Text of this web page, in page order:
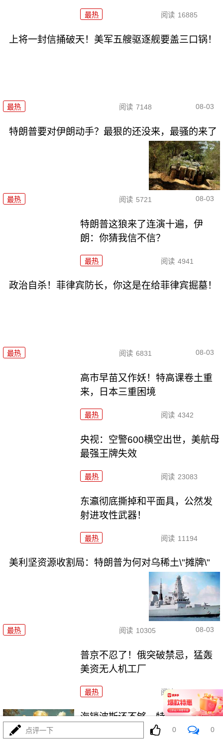
最热 阅读 16885
上将一封信捅破天！美军五艘驱逐舰要盖三口锅！
最热 阅读 7148 08-03
特朗普要对伊朗动手？最狠的还没来，最骚的来了
最热 阅读 5721 08-03
特朗普这狼来了连演十遍，伊
朗：你猜我信不信？
最热 阅读 4941
政治自杀！菲律宾防长，你这是在给菲律宾掘墓！
最热 阅读 6831 08-03
高市早苗又作妖！特高课卷土重
来，日本三重困境
最热 阅读 4342
央视：空警600横空出世，美航母
最强王牌失效
最热 阅读 23083
东瀛彻底撕掉和平面具，公然发
射进攻性武器！
最热 阅读 11194
美利坚资源收割局：特朗普为何对乌稀土\"摊牌\"
最热 阅读 10305 08-03
普京不忍了！俄突破禁忌，猛轰
美资无人机工厂
最热 阅读 8759
海锁波斯还不够，特朗普又生毒
点评一下 0 0